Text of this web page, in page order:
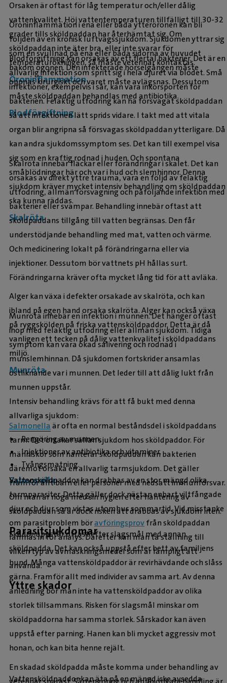
Orsaken är oftast för låg temperatur och/eller dålig
vattenkvalitet. Höj vattentemperaturen tillfälligt till 30-32
grader tills sköldpaddan har återhämtat sig. Om
sköldpaddan inte äter bra, eller inte svarar för
temperaturökningen, så måste veterinär kontaktas.
Öroninflammation
Öroninflammationi ena eller båda ytteröronen kan bli
följden av en kronisk luftvägssjukdom. Sjukdomen yttrar sig
som en svullnad på ena eller båda sidorna av huvudet
bakom ögonen. Den infekterade hörselgången måste
öppnas kirurgiskt och varet måste avlägsnas. Dessutom
måste sköldpaddan behandlas med antibiotika.
Blodförgiftning
Blodförgiftning kan orsakas av ett flertal bakterier. Det är en
allvarlig infektion som spritt sig i hela djuret via blodet. Små
infektioner, exempelvis i sår, kan vara inkörsporten för
bakterien. Felaktig utfodring kan ha försvagat sköldpaddan
så att infektionen lätt sprids vidare. I takt med att vitala
organ blir angripna så försvagas sköldpaddan ytterligare. Då
kan andra sjukdomssymptom ses. Det kan till exempel visa
sig som en kraftig rodnad i huden. Och spontana
småblödningar här och var i hud och slemhinnor. Denna
sjukdom kräver mycket intensiv behandling om sköldpaddan
ska kunna räddas.
Skalröta
Skalrötainnebär fläckar eller förändringar i skalet. Det kan
orsakas av direkt yttre trauma, vara en följd av felaktig
utfodring, allmän försvagning och påföljande infektion med
bakterier eller svampar. Behandling innebär oftast att
sköldpaddans tillgång till vatten begränsas. Den får
understödjande behandling med mat, vatten och värme.
Och medicinering lokalt på förändringarna eller via
injektioner. Dessutom bör vattnets pH hållas surt.
Förändringarna kräver ofta mycket lång tid för att avläka.
Alger kan växa i defekter orsakade av skalröta, och kan
ibland på egen hand orsaka skalröta. Alger kan också växa
på ryggskölden på friska vattensköldpaddor. Detta är då
vanligen ett tecken på dålig vattenkvalitet i sköldpaddans
miljö.
Munröta
Munrötainnebär en infektion i munnen. Det hänger oftast
ihop med felaktig utfodring eller allmän sjukdom. Tidiga
symptom kan vara ökad salivering och rodnad i
munslemhinnan. Då sjukdomen fortskrider ansamlas
ostliknande var i munnen. Det leder till att dålig lukt från
munnen uppstår.
Intensiv behandling krävs för att få bukt med denna
allvarliga sjukdom:
Rengöring av munnen.
Injektioner av antibiotika och vitaminer.
Tvångsmatning.
Salmonella
Salmonella är ofta en normal beståndsdel i sköldpaddans
tarm. Det orsakar sällan sjukdom hos sköldpaddor. För
människor som hanterar sköldpaddan kan bakterien
däremot orsaka en allvarlig tarmsjukdom. Det gäller
framför allt barn eller personer med nedsatt immunförsvar.
Om man är noga med sin hygien efter hantering av
sköldpaddan så är dock risken att drabbas av sjukdom liten.
Parasitsjukdomar
Vattensköldpaddor kan drabbas av en stor mängd olika
tarmparasiter. Detta gäller dock nästan enbart viltfångade
djur och djur som vistas utomhus sommartid. Vid misstanke
om parasitproblem böravföringsprovfrån sköldpaddan
lämnas in för analys. Därefter kan man ta ställning till
vilken typ av avmaskningsmedel som är lämpligt att
använda.
Yttre skador
Skador uppstår oftast efter slagsmål med annan
sköldpadda. Det kan också uppstå efter bett av familjens
hund. Många vattensköldpaddor är revirhävdande och slåss
gärna. Framför allt med individer av samma art. Av denna
anledning bör man inte ha vattensköldpaddor av olika
storlek tillsammans. Risken för slagsmål minskar om
sköldpaddorna har samma storlek. Sårskador kan även
uppstå efter parning. Hanen kan bli mycket aggressiv mot
honan, och kan bita henne rejält.
En skadad sköldpadda måste komma under behandling av
Vattensköldpaddor kan äta på en mängd icke avsedda